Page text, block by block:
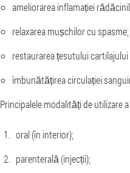
ameliorarea inflamației
relaxarea mușchilor cu spasme;
restaurarea țesutului
îmbunătățirea circulației
Principalele modalități de utilizare
oral (în interior);
parenterală (injecții);